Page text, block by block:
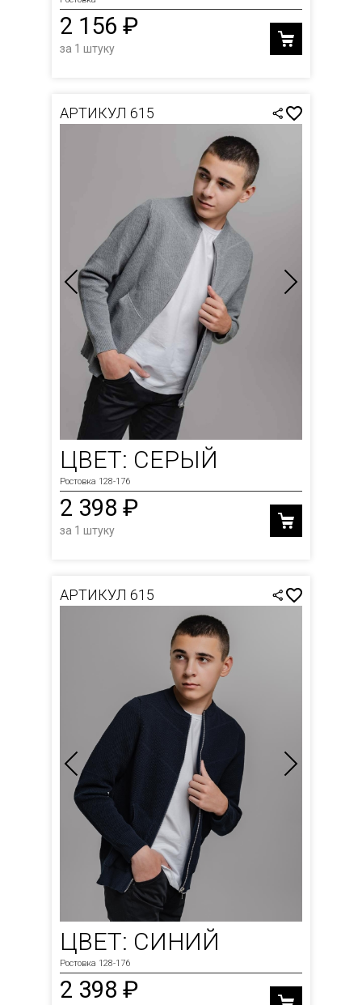
2 156 ₽
за 1 штуку
АРТИКУЛ 615
ЦВЕТ: СЕРЫЙ
Ростовка 128-176
2 398 ₽
за 1 штуку
АРТИКУЛ 615
ЦВЕТ: СИНИЙ
Ростовка 128-176
2 398 ₽